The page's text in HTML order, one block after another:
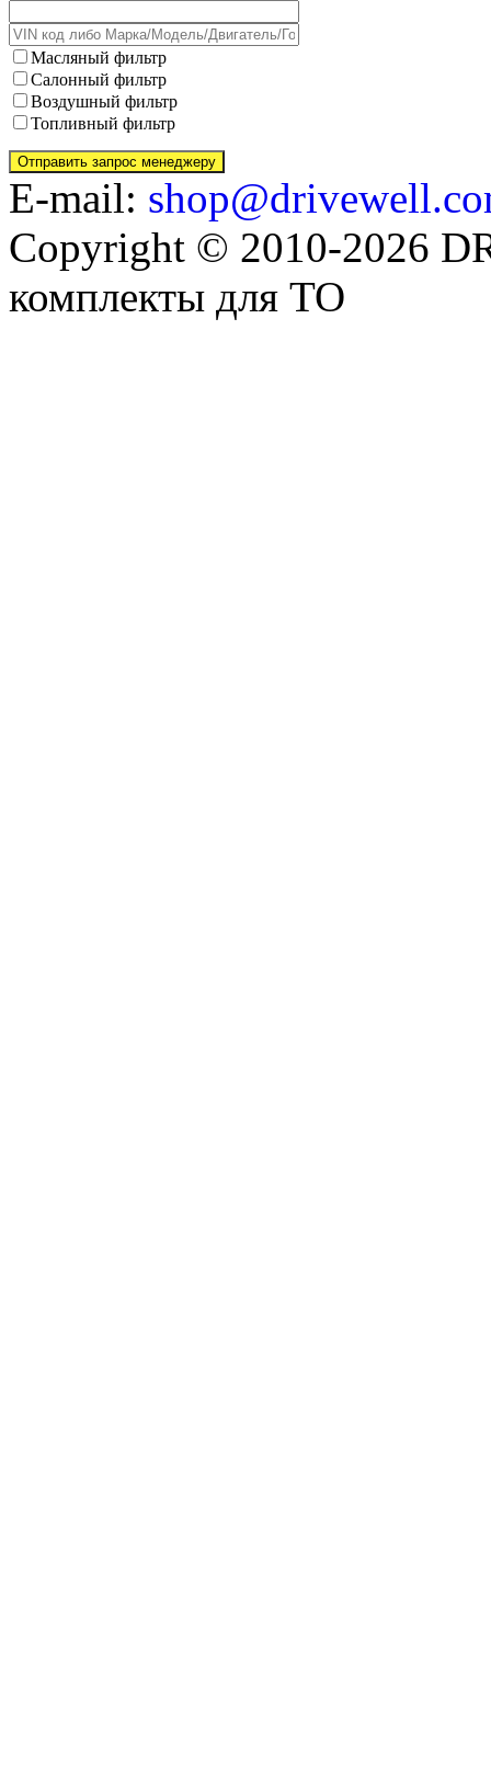
Масляный фильтр
Салонный фильтр
Воздушный фильтр
Топливный фильтр
E-mail:
Copyright © 2010-2026
комплекты для ТО